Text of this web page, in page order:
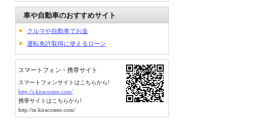
車や自動車のおすすめサイト
クルマや自動車でお金
運転免許取得に使えるローン
スマートフォン・携帯サイト
スマートフォンサイトはこちらから!
http://s.kiracosme.com/
携帯サイトはこちらから!
http://m.kiracosme.com/